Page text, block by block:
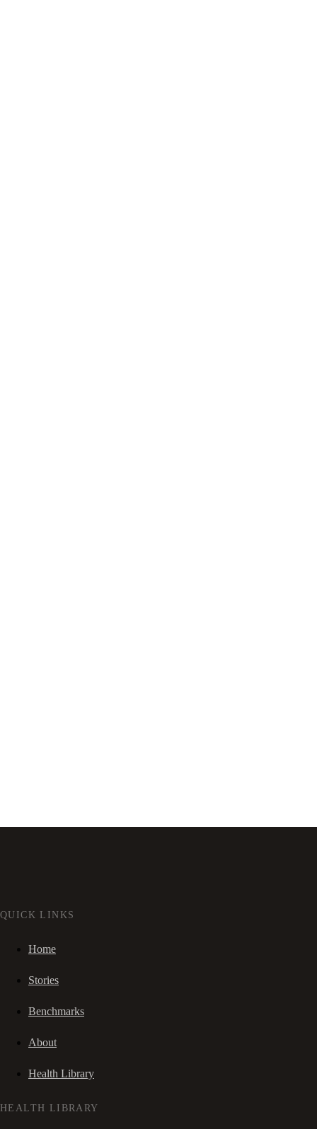
QUICK LINKS
Home
Stories
Benchmarks
About
Health Library
HEALTH LIBRARY